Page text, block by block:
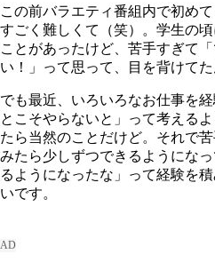
この前バラエティ番組内で初め
すごく難しくて（笑）。学生の
ことがあったけど、苦手すぎて
い！」って思って、目を背けてた
でも最近、いろいろなお仕事を
とこそやらないと」って考える
たら当然のことだけど。それで
みたら少しずつできるようにな
るようになったな」って経験を
いです。